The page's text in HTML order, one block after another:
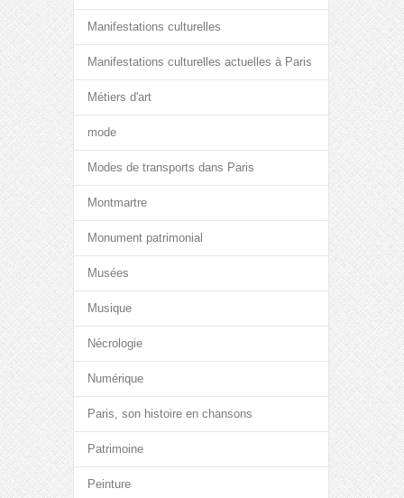
Manifestations culturelles
Manifestations culturelles actuelles à Paris
Métiers d'art
mode
Modes de transports dans Paris
Montmartre
Monument patrimonial
Musées
Musique
Nécrologie
Numérique
Paris, son histoire en chansons
Patrimoine
Peinture